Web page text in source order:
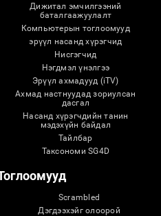
Дижитал эмчилгээний
баталгаажуулалт
Компьютерын тоглоомууд
эрүүл насанд хүрэгчид
Нисгэгчид
Нэгдмэл үнэлгээ
Эрүүл ахмадууд (iTV)
Ахмад настнуудад зориулсан
дасгал
Насанд хүрэгчдийн танин
мэдэхүйн байдал
Тайлбар
Таксономи SG4D
Scrambled
Дэгдээхэйг олоорой